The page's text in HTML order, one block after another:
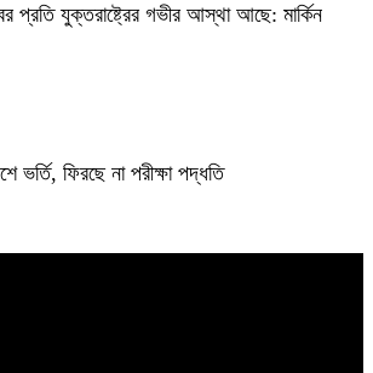
প্রতি যুক্তরাষ্ট্রের গভীর আস্থা আছে: মার্কিন
ফিরছে না পরীক্ষা পদ্ধতি